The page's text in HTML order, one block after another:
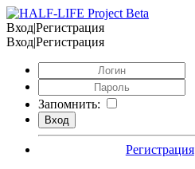
Вход|Регистрация
Вход|Регистрация
Запомнить:
Регистрация